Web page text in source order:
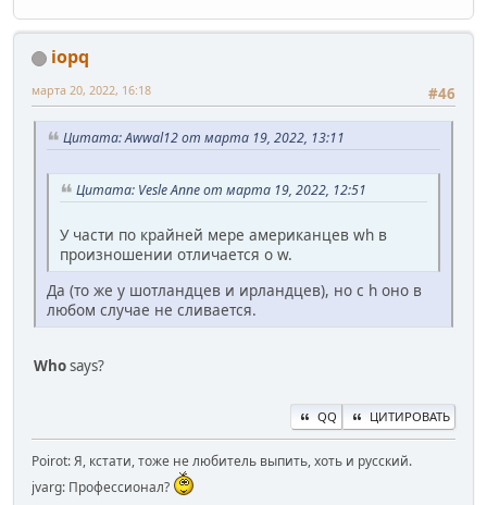
iopq
#46
марта 20, 2022, 16:18
Цитата: Awwal12 от марта 19, 2022, 13:11
Цитата: Vesle Anne от марта 19, 2022, 12:51
У части по крайней мере американцев wh в
произношении отличается о w.
Да (то же у шотландцев и ирландцев), но с h оно в
любом случае не сливается.
Whosays?
QQ ЦИТИРОВАТЬ
Poirot: Я, кстати, тоже не любитель выпить, хоть и русский.
jvarg: Профессионал?